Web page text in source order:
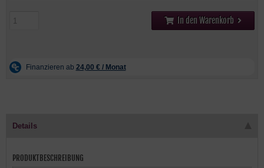
In den Warenkorb
Details
PRODUKTBESCHREIBUNG